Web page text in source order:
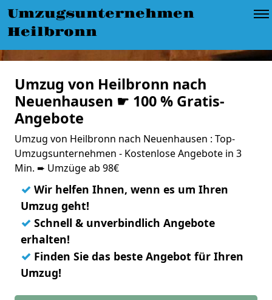
Umzugsunternehmen
Heilbronn
Umzug von Heilbronn nach
Neuenhausen ☛ 100 % Gratis-
Angebote
Umzug von Heilbronn nach Neuenhausen : Top-
Umzugsunternehmen - Kostenlose Angebote in 3
Min. ➨ Umzüge ab 98€
✓ Wir helfen Ihnen, wenn es um Ihren
Umzug geht!
✓ Schnell & unverbindlich Angebote
erhalten!
✓ Finden Sie das beste Angebot für Ihren
Umzug!